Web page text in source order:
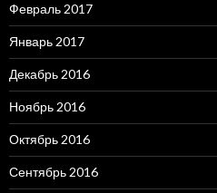
Февраль 2017
Январь 2017
Декабрь 2016
Ноябрь 2016
Октябрь 2016
Сентябрь 2016